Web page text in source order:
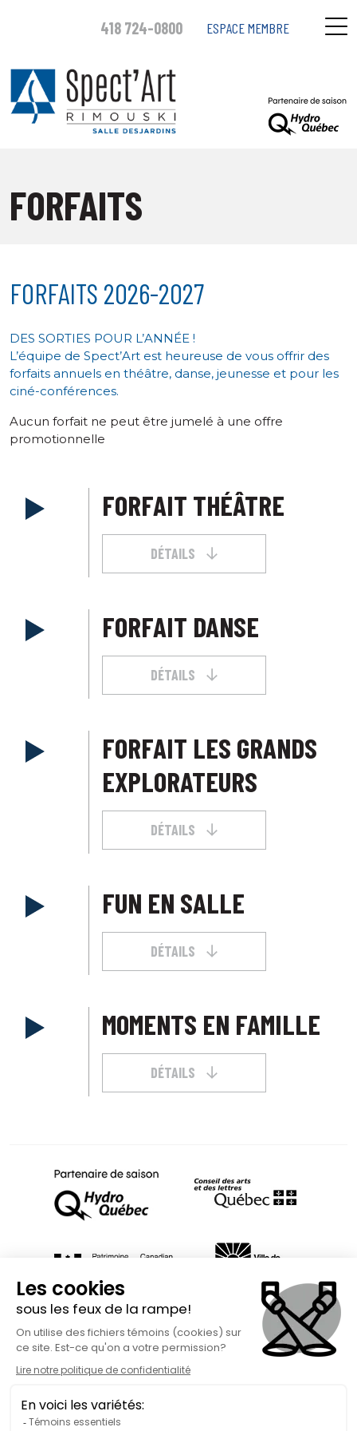
418 724-0800 ESPACE MEMBRE
FORFAITS
FORFAITS 2026-2027
DES SORTIES POUR L’ANNÉE !
L’équipe de Spect’Art est heureuse de vous offrir des
forfaits annuels en théâtre, danse, jeunesse et pour les
ciné-conférences.
Aucun forfait ne peut être jumelé à une offre
promotionnelle
FORFAIT THÉÂTRE
DÉTAILS
FORFAIT DANSE
DÉTAILS
FORFAIT LES GRANDS
EXPLORATEURS
DÉTAILS
FUN EN SALLE
DÉTAILS
MOMENTS EN FAMILLE
DÉTAILS